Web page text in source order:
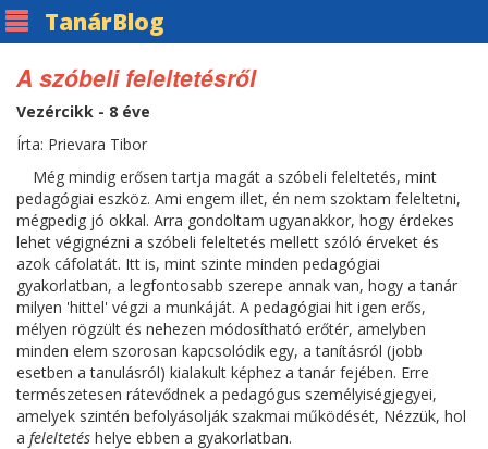
TanárBlog
A szóbeli feleltetésről
Vezércikk - 8 éve
Írta: Prievara Tibor
Még mindig erősen tartja magát a szóbeli feleltetés, mint
pedagógiai eszköz. Ami engem illet, én nem szoktam feleltetni,
mégpedig jó okkal. Arra gondoltam ugyanakkor, hogy érdekes
lehet végignézni a szóbeli feleltetés mellett szóló érveket és
azok cáfolatát. Itt is, mint szinte minden pedagógiai
gyakorlatban, a legfontosabb szerepe annak van, hogy a tanár
milyen 'hittel' végzi a munkáját. A pedagógiai hit igen erős,
mélyen rögzült és nehezen módosítható erőtér, amelyben
minden elem szorosan kapcsolódik egy, a tanításról (jobb
esetben a tanulásról) kialakult képhez a tanár fejében. Erre
természetesen rátevődnek a pedagógus személyiségjegyei,
amelyek szintén befolyásolják szakmai működését, Nézzük, hol
a feleltetés helye ebben a gyakorlatban.